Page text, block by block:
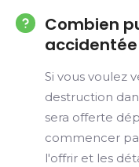
Combien
accidentée
Si vous voulez
destruction
sera offerte
commencer
l'offrir et les